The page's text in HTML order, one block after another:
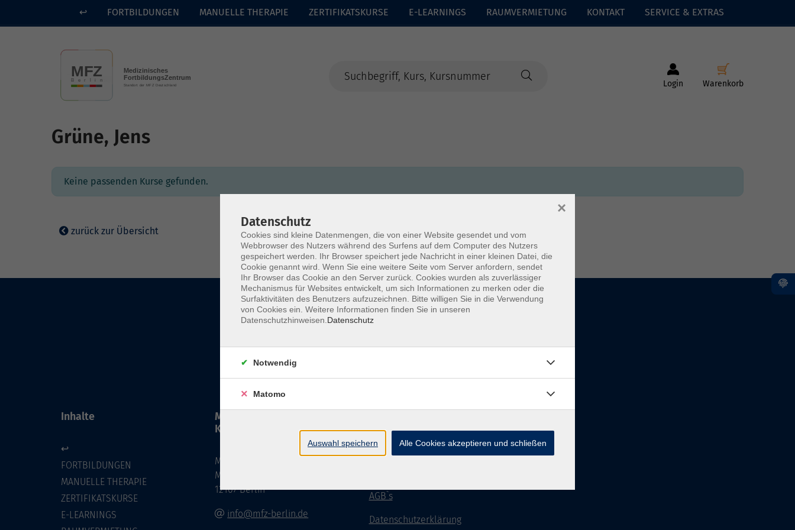
Skip to main content
↩ FORTBILDUNGEN MANUELLE THERAPIE ZERTIFIKATSKURSE E-LEARNINGS RAUMVERMIETUNG KONTAKT SERVICE & EXTRAS
Login Warenkorb
Grüne, Jens
Keine passenden Kurse gefunden.
zurück zur Übersicht
Inhalte
↩
FORTBILDUNGEN
MANUELLE THERAPIE
ZERTIFIKATSKURSE
E-LEARNINGS
MFZ BERLIN GMBH & CO
KG
MFZ BERLIN GMBH & CO KG
Mariendorfer Damm 159
12107 Berlin
info@mfz-berlin.de
Montag - Sonntag
AGB`s
Datenschutzerklärung
Datenschutz
Cookies sind kleine Datenmengen, die von einer Website gesendet und vom
Webbrowser des Nutzers während des Surfens auf dem Computer des Nutzers
gespeichert werden. Ihr Browser speichert jede Nachricht in einer kleinen Datei, die
Cookie genannt wird. Wenn Sie eine weitere Seite vom Server anfordern, sendet
Ihr Browser das Cookie an den Server zurück. Cookies wurden als zuverlässiger
Mechanismus für Websites entwickelt, um sich Informationen zu merken oder die
Surfaktivitäten des Benutzers aufzuzeichnen. Bitte willigen Sie in die Verwendung
von Cookies ein. Weitere Informationen finden Sie in unseren
Datenschutzhinweisen. Datenschutz
×
Notwendig
Matomo
Auswahl speichern Alle Cookies akzeptieren und schließen